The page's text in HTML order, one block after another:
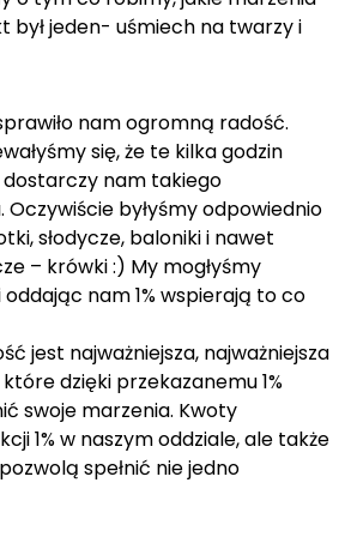
był jeden- uśmiech na twarzy i
nam ogromną radość.
się, że te kilka godzin
nam takiego
byłyśmy odpowiednio
słodycze, baloniki i nawet
– krówki :) My mogłyśmy
nam 1% wspierają to co
jest najważniejsza, najważniejsza
dzięki przekazanemu 1%
swoje marzenia. Kwoty
1% w naszym oddziale, ale także
spełnić nie jedno